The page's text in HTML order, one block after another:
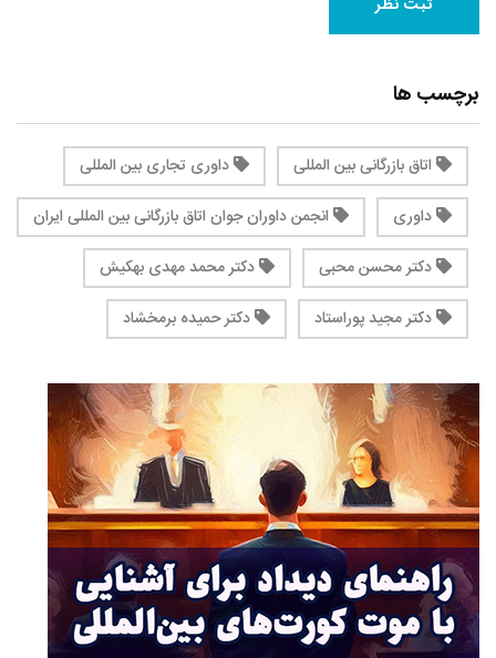
برچسب ها
اتاق بازرگانی بین المللی
داوری تجاری بین المللی
داوری
انجمن داوران جوان اتاق بازرگانی بین المللی ایران
دکتر محسن محبی
دکتر محمد مهدی بهکیش
دکتر مجید پوراستاد
دکتر حمیده برمخشاد